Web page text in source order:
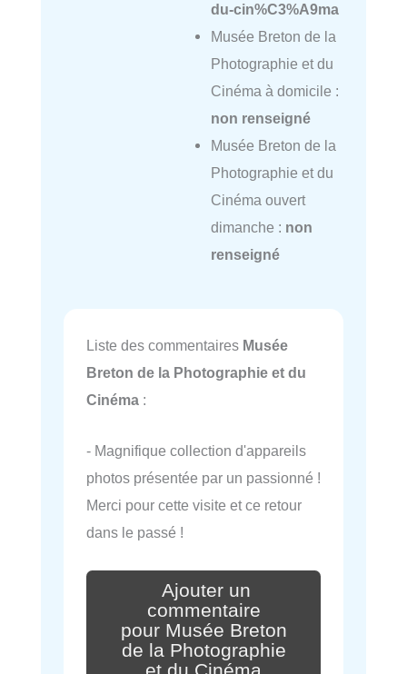
du-cin%C3%A9ma
Musée Breton de la
Photographie et du
Cinéma à domicile :
non renseigné
Musée Breton de la
Photographie et du
Cinéma ouvert
dimanche : non
renseigné
Liste des commentaires Musée
Breton de la Photographie et du
Cinéma :
- Magnifique collection d'appareils
photos présentée par un passionné !
Merci pour cette visite et ce retour
dans le passé !
Ajouter un
commentaire
pour Musée Breton
de la Photographie